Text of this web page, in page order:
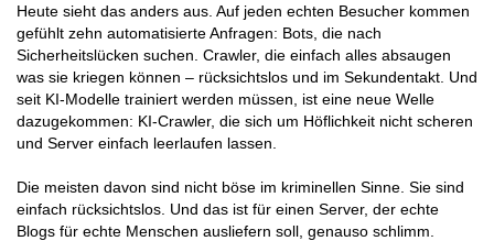
Heute sieht das anders aus. Auf jeden echten Besucher kommen
gefühlt zehn automatisierte Anfragen: Bots, die nach
Sicherheitslücken suchen. Crawler, die einfach alles absaugen
was sie kriegen können – rücksichtslos und im Sekundentakt. Und
seit KI-Modelle trainiert werden müssen, ist eine neue Welle
dazugekommen: KI-Crawler, die sich um Höflichkeit nicht scheren
und Server einfach leerlaufen lassen.
Die meisten davon sind nicht böse im kriminellen Sinne. Sie sind
einfach rücksichtslos. Und das ist für einen Server, der echte
Blogs für echte Menschen ausliefern soll, genauso schlimm.